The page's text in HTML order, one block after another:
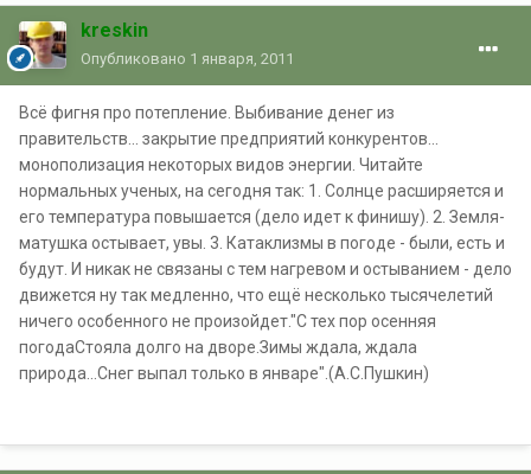
kreskin
Опубликовано 1 января, 2011
Всё фигня про потепление. Выбивание денег из
правительств... закрытие предприятий конкурентов...
монополизация некоторых видов энергии. Читайте
нормальных ученых, на сегодня так: 1. Солнце расширяется и
его температура повышается (дело идет к финишу). 2. Земля-
матушка остывает, увы. 3. Катаклизмы в погоде - были, есть и
будут. И никак не связаны с тем нагревом и остыванием - дело
движется ну так медленно, что ещё несколько тысячелетий
ничего особенного не произойдет."С тех пор осенняя
погодаСтояла долго на дворе.Зимы ждала, ждала
природа...Снег выпал только в январе".(А.С.Пушкин)